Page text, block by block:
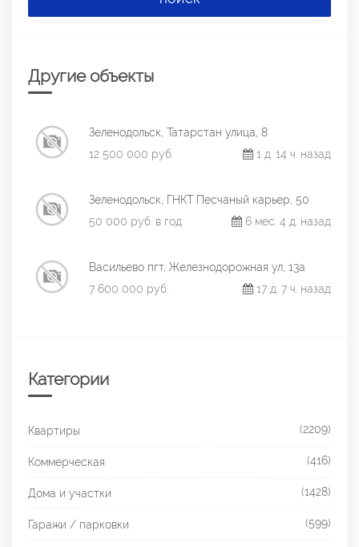
Другие объекты
Зеленодольск, Татарстан улица, 8
12 500 000 руб.
1 д. 14 ч. назад
Зеленодольск, ГНКТ Песчаный карьер, 50
50 000 руб. в год
6 мес. 4 д. назад
Васильево пгт, Железнодорожная ул, 13а
7 600 000 руб.
17 д. 7 ч. назад
Категории
Квартиры (2209)
Коммерческая (416)
Дома и участки (1428)
Гаражи / парковки (599)